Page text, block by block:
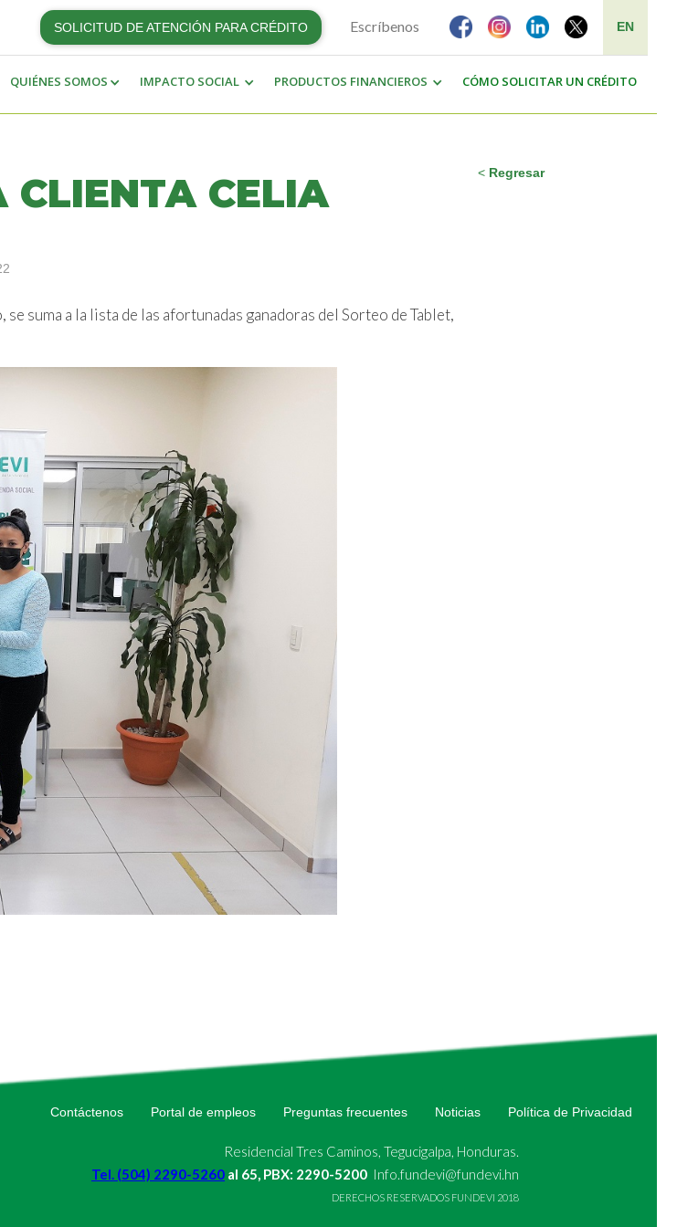
SOLICITUD DE ATENCIÓN PARA CRÉDITO Escríbenos EN
QUIÉNES SOMOS IMPACTO SOCIAL PRODUCTOS FINANCIEROS CÓMO SOLICITAR UN CRÉDITO
< Regresar
CLIENTA CELIA
suma a la lista de las afortunadas ganadoras del Sorteo de Tablet,
Contáctenos Portal de empleos Preguntas frecuentes Noticias Política de Privacidad
Residencial Tres Caminos, Tegucigalpa, Honduras.
Tel. (504) 2290-5260 al 65, PBX: 2290-5200 Info.fundevi@fundevi.hn
DERECHOS RESERVADOS FUNDEVI 2018